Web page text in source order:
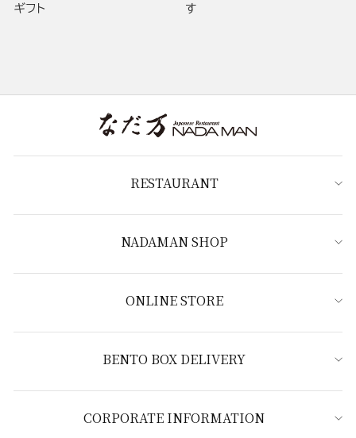
ギフト
す
RESTAURANT
NADAMAN SHOP
ONLINE STORE
BENTO BOX DELIVERY
CORPORATE INFORMATION